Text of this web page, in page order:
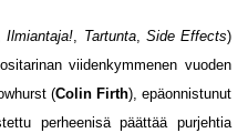
Ilmiantaja!, Tartunta, Side Effects)
viidenkymmenen vuoden
(Colin Firth), epäonnistunut
perheenisä päättää purjehtia